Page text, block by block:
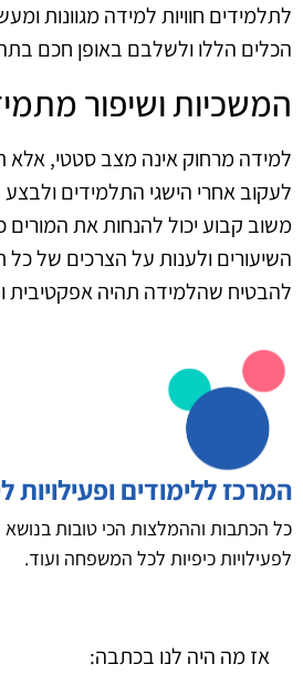
לתלמידים חוויות למידה מגוונות
הכלים הללו ולשלבם באופן חכם
המשכיות ושיפור
למידה מרחוק אינה מצב סטטי,
לעקוב אחרי הישגי התלמידים
משוב קבוע יכול להנחות את
השיעורים ולענות על הצרכים של כל
להבטיח שהלמידה תהיה אפקטיבית
המרכז ללימודים ופעילויות
כל הכתבות וההמלצות הכי טובות בנושא
לפעילויות כיפיות לכל המשפחה ועוד.
אז מה היה לנו בכתבה: